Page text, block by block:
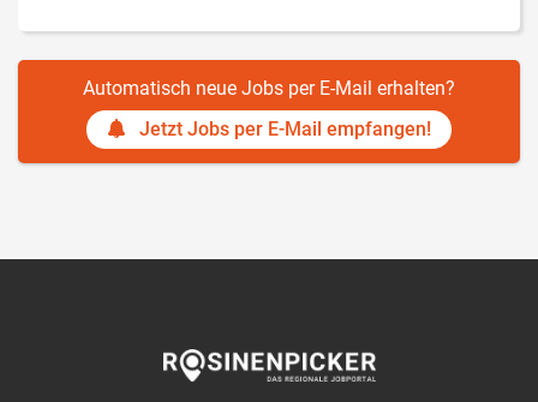
Automatisch neue Jobs per E-Mail erhalten?
Jetzt Jobs per E-Mail empfangen!